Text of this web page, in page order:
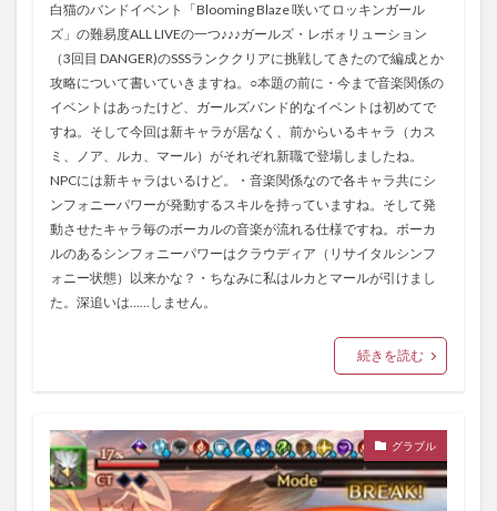
白猫のバンドイベント「Blooming Blaze 咲いてロッキンガール
ズ」の難易度ALL LIVEの一つ♪♪♪ガールズ・レボォリューション
（3回目 DANGER)のSSSランククリアに挑戦してきたので編成とか
攻略について書いていきますね。○本題の前に・今まで音楽関係の
イベントはあったけど、ガールズバンド的なイベントは初めてで
すね。そして今回は新キャラが居なく、前からいるキャラ（カス
ミ、ノア、ルカ、マール）がそれぞれ新職で登場しましたね。
NPCには新キャラはいるけど。・音楽関係なので各キャラ共にシ
ンフォニーパワーが発動するスキルを持っていますね。そして発
動させたキャラ毎のボーカルの音楽が流れる仕様ですね。ボーカ
ルのあるシンフォニーパワーはクラウディア（リサイタルシンフ
ォニー状態）以来かな？・ちなみに私はルカとマールが引けまし
た。深追いは……しません。
続きを読む
グラブル